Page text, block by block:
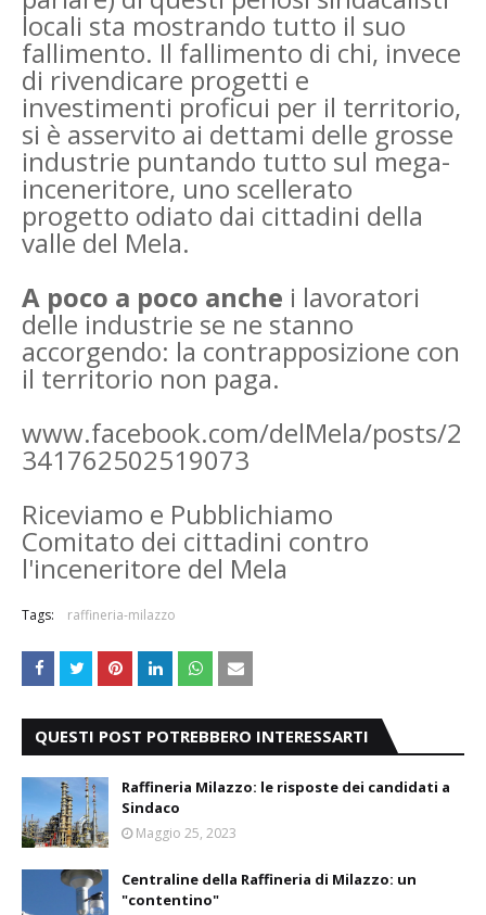
locali sta mostrando tutto il suo
fallimento. Il fallimento di chi, invece
di rivendicare progetti e
investimenti proficui per il territorio,
si è asservito ai dettami delle grosse
industrie puntando tutto sul mega-
inceneritore, uno scellerato
progetto odiato dai cittadini della
valle del Mela.
A poco a poco anche i lavoratori
delle industrie se ne stanno
accorgendo: la contrapposizione con
il territorio non paga.
www.facebook.com/delMela/posts/2
341762502519073
Riceviamo e Pubblichiamo
Comitato dei cittadini contro
l'inceneritore del Mela
Tags: raffineria-milazzo
QUESTI POST POTREBBERO INTERESSARTI
Raffineria Milazzo: le risposte dei candidati a
Sindaco
Maggio 25, 2023
Centraline della Raffineria di Milazzo: un
"contentino"